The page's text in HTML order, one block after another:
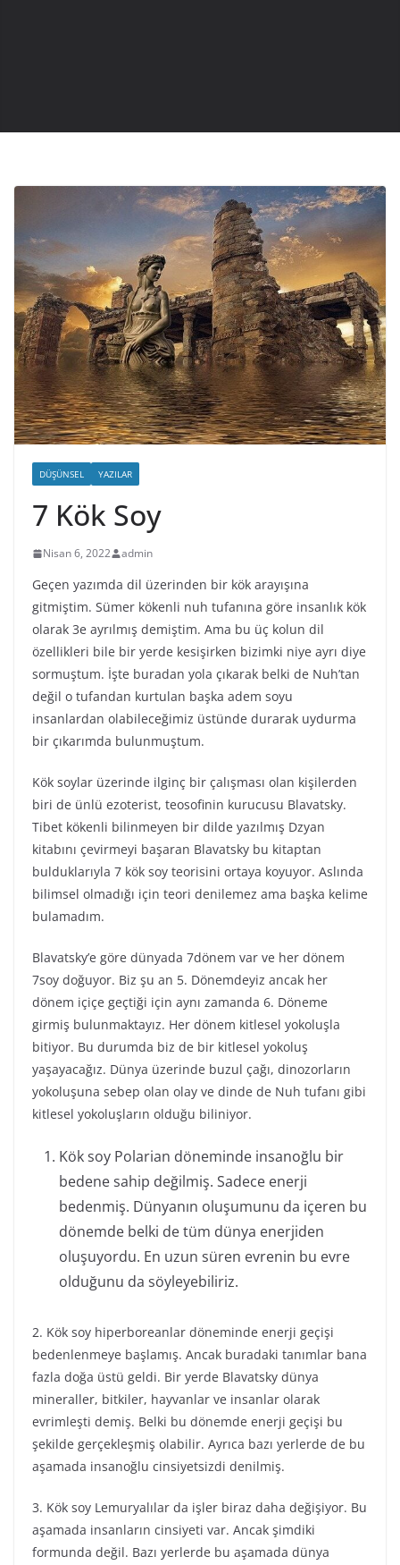
DÜŞÜNSEL YAZILAR
7 Kök Soy
Nisan 6, 2022 admin
Geçen yazımda dil üzerinden bir kök arayışına
gitmiştim. Sümer kökenli nuh tufanına göre insanlık kök
olarak 3e ayrılmış demiştim. Ama bu üç kolun dil
özellikleri bile bir yerde kesişirken bizimki niye ayrı diye
sormuştum. İşte buradan yola çıkarak belki de Nuh’tan
değil o tufandan kurtulan başka adem soyu
insanlardan olabileceğimiz üstünde durarak uydurma
bir çıkarımda bulunmuştum.
Kök soylar üzerinde ilginç bir çalışması olan kişilerden
biri de ünlü ezoterist, teosofinin kurucusu Blavatsky.
Tibet kökenli bilinmeyen bir dilde yazılmış Dzyan
kitabını çevirmeyi başaran Blavatsky bu kitaptan
bulduklarıyla 7 kök soy teorisini ortaya koyuyor. Aslında
bilimsel olmadığı için teori denilemez ama başka kelime
bulamadım.
Blavatsky’e göre dünyada 7dönem var ve her dönem
7soy doğuyor. Biz şu an 5. Dönemdeyiz ancak her
dönem içiçe geçtiği için aynı zamanda 6. Döneme
girmiş bulunmaktayız. Her dönem kitlesel yokoluşla
bitiyor. Bu durumda biz de bir kitlesel yokoluş
yaşayacağız. Dünya üzerinde buzul çağı, dinozorların
yokoluşuna sebep olan olay ve dinde de Nuh tufanı gibi
kitlesel yokoluşların olduğu biliniyor.
Kök soy Polarian döneminde insanoğlu bir
bedene sahip değilmiş. Sadece enerji
bedenmiş. Dünyanın oluşumunu da içeren bu
dönemde belki de tüm dünya enerjiden
oluşuyordu. En uzun süren evrenin bu evre
olduğunu da söyleyebiliriz.
2. Kök soy hiperboreanlar döneminde enerji geçişi
bedenlenmeye başlamış. Ancak buradaki tanımlar bana
fazla doğa üstü geldi. Bir yerde Blavatsky dünya
mineraller, bitkiler, hayvanlar ve insanlar olarak
evrimleşti demiş. Belki bu dönemde enerji geçişi bu
şekilde gerçekleşmiş olabilir. Ayrıca bazı yerlerde de bu
aşamada insanoğlu cinsiyetsizdi denilmiş.
3. Kök soy Lemuryalılar da işler biraz daha değişiyor. Bu
aşamada insanların cinsiyeti var. Ancak şimdiki
formunda değil. Bazı yerlerde bu aşamada dünya